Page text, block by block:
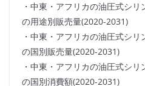
・中東・アフリカの油圧式シ
の用途別販売量(2020-2031)
・中東・アフリカの油圧式シ
の国別販売量(2020-2031)
・中東・アフリカの油圧式シ
の国別消費額(2020-2031)